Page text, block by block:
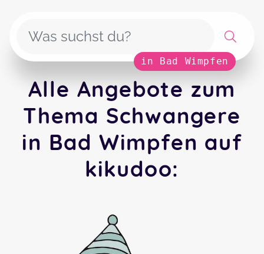
in Bad Wimpfen
Alle Angebote zum
Thema Schwangere
in Bad Wimpfen auf
kikudoo: